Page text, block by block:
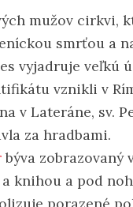
mužov cirkvi,
smrťou a
vyjadruje veľkú
vznikli v
v Lateráne, sv.
za hradbami.
býva zobrazovaný
knihou a pod